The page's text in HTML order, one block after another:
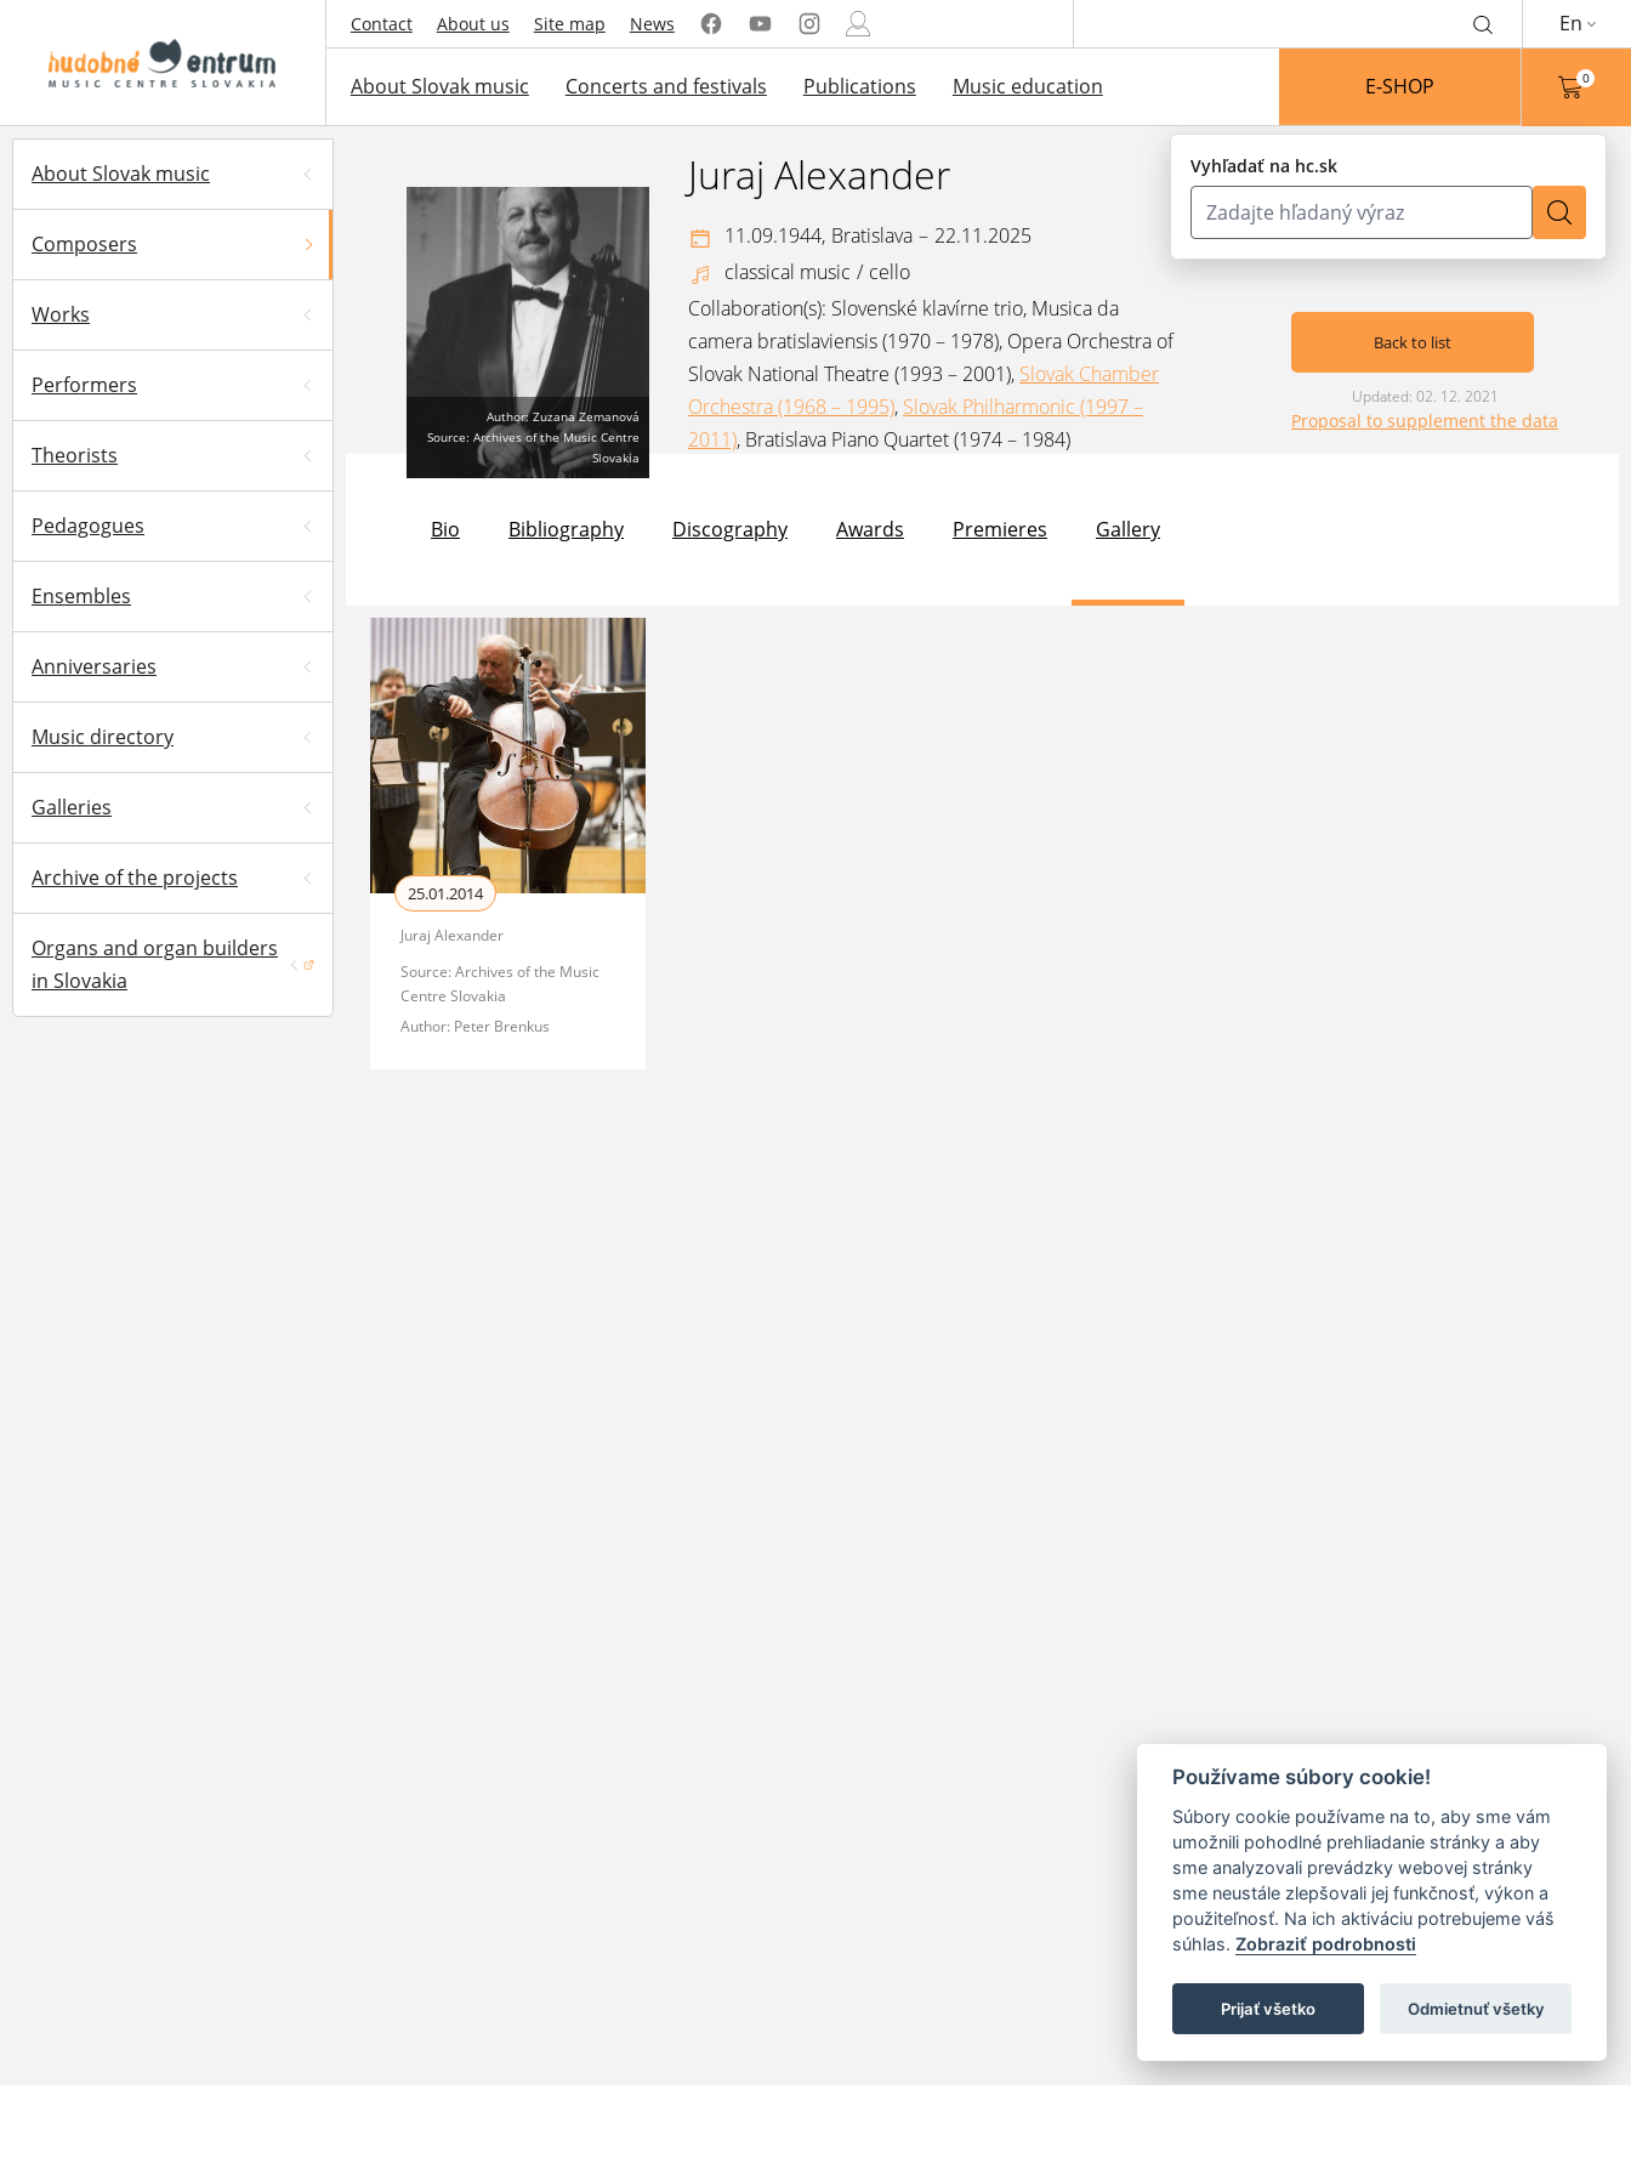
Contact About us Site map News
Vyhľadať na hc.sk
En
About Slovak music Concerts and festivals Publications Music education E-SHOP 0
About Slovak music
Composers
Works
Performers
Theorists
Pedagogues
Ensembles
Anniversaries
Music directory
Galleries
Archive of the projects
Organs and organ builders
in Slovakia
(opens in a new window)
Author: Zuzana Zemanová
Source: Archives of the Music Centre
Slovakia
Juraj Alexander
11.09.1944, Bratislava – 22.11.2025
classical music / cello
Collaboration(s): Slovenské klavírne trio, Musica da
camera bratislaviensis (1970 – 1978), Opera Orchestra of
Slovak National Theatre (1993 – 2001), Slovak Chamber
Orchestra (1968 – 1995), Slovak Philharmonic (1997 –
2011), Bratislava Piano Quartet (1974 – 1984)
Back to list
Updated: 02. 12. 2021
Proposal to supplement the data
Bio Bibliography Discography Awards Premieres Gallery
25.01.2014
Juraj Alexander
Source: Archives of the Music
Centre Slovakia
Author: Peter Brenkus
Používame súbory cookie!
Súbory cookie používame na to, aby sme vám
umožnili pohodlné prehliadanie stránky a aby
sme analyzovali prevádzky webovej stránky
sme neustále zlepšovali jej funkčnosť, výkon a
použiteľnosť. Na ich aktiváciu potrebujeme váš
súhlas. Zobraziť podrobnosti
Prijať všetko Odmietnuť všetky